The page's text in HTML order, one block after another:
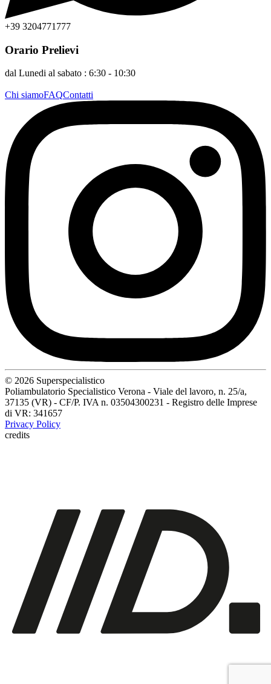
+39 3204771777
Orario Prelievi
dal Lunedi al sabato : 6:30 - 10:30
Chi siamoFAQContatti
© 2026 Superspecialistico
Poliambulatorio Specialistico Verona - Viale del lavoro, n. 25/a,
37135 (VR) - CF/P. IVA n. 03504300231 - Registro delle Imprese
di VR: 341657
Privacy Policy
credits